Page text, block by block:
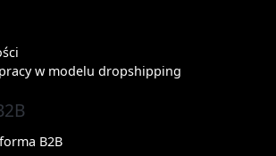
w modelu dropshipping
B2B